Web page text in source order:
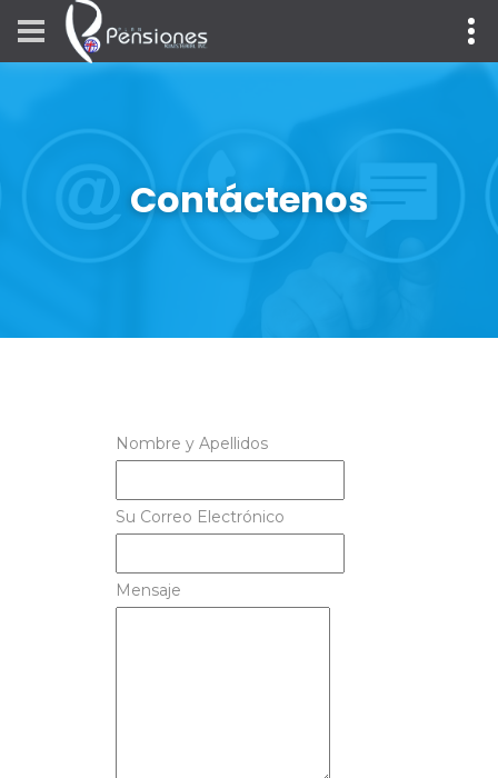
Contáctenos
Nombre y Apellidos
Su Correo Electrónico
Mensaje